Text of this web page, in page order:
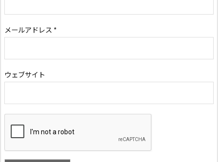
メールアドレス *
ウェブサイト